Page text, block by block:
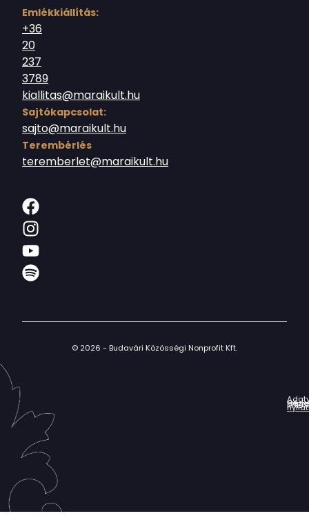
Emlékkiállítás:
+36
20
237
3789
kiallitas@maraikult.hu
Sajtókapcsolat:
sajto@maraikult.hu
Terembérlés
teremberlet@maraikult.hu
© 2026 - Budavári Közösségi Nonprofit Kft.